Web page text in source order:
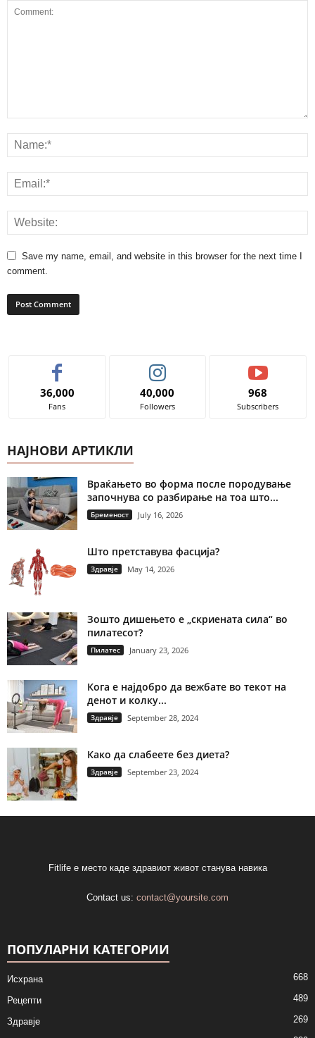
Save my name, email, and website in this browser for the next time I
comment.
36,000
Fans
40,000
Followers
968
Subscribers
НАЈНОВИ АРТИКЛИ
Враќањето во форма после породување
започнува со разбирање на тоа што...
Бременост July 16, 2026
Што претставува фасција?
Здравје May 14, 2026
Зошто дишењето е „скриената сила“ во
пилатесот?
Пилатес January 23, 2026
Кога е најдобро да вежбате во текот на
денот и колку...
Здравје September 28, 2024
Како да слабеете без диета?
Здравје September 23, 2024
Fitlife е место каде здравиот живот станува навика
Contact us: contact@yoursite.com
ПОПУЛАРНИ КАТЕГОРИИ
Исхрана 668
Рецепти 489
Здравје 269